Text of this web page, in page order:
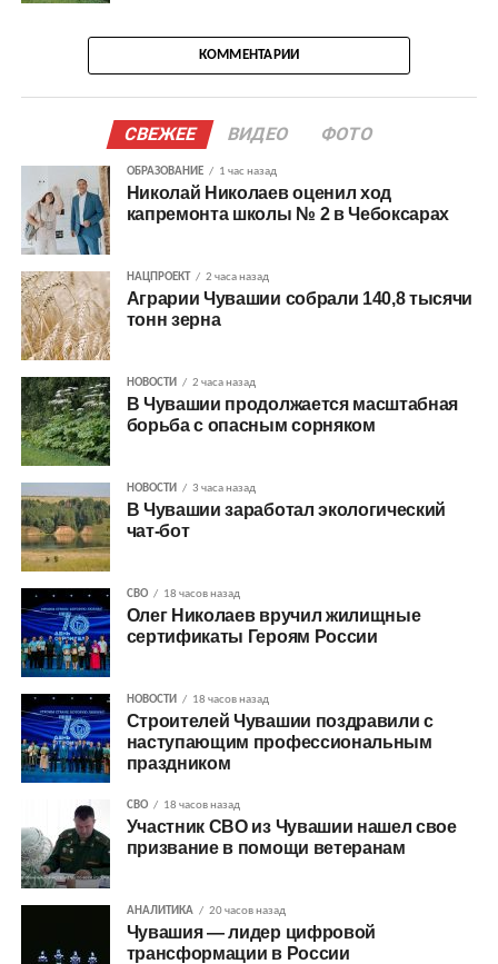
КОММЕНТАРИИ
СВЕЖЕЕ ВИДЕО ФОТО
ОБРАЗОВАНИЕ 1 час назад
Николай Николаев оценил ход
капремонта школы № 2 в Чебоксарах
НАЦПРОЕКТ 2 часа назад
Аграрии Чувашии собрали 140,8 тысячи
тонн зерна
НОВОСТИ 2 часа назад
В Чувашии продолжается масштабная
борьба с опасным сорняком
НОВОСТИ 3 часа назад
В Чувашии заработал экологический
чат-бот
СВО 18 часов назад
Олег Николаев вручил жилищные
сертификаты Героям России
НОВОСТИ 18 часов назад
Строителей Чувашии поздравили с
наступающим профессиональным
праздником
СВО 18 часов назад
Участник СВО из Чувашии нашел свое
призвание в помощи ветеранам
АНАЛИТИКА 20 часов назад
Чувашия — лидер цифровой
трансформации в России